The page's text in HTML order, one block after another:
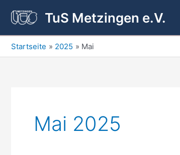
Inhalt
TuS Metzingen e.V.
Startseite 2025 Mai
Mai 2025